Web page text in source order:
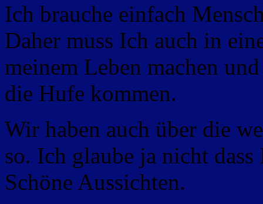
Ich brauche einfach
Daher muss Ich auch in
meinem Leben machen
die Hufe kommen.
Wir haben auch über die
so. Ich glaube ja nicht
Schöne Aussichten.